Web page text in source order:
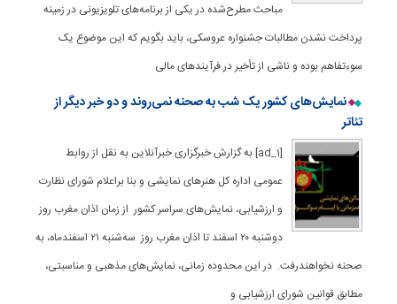
مباحث مطرح‌شده در یکی از برنامه‌های تلویزیونی در زمینه
پرداخت نشدن مطالبات جشنواره عروسکی، باید بگویم که این موضوع یک
سوءتفاهم بوده و ناشی از تأخیر در فرآیندهای مالی
نمایش‌های کشور یک شب به صحنه نمی‌روند و دو خبر دیگر از
تئاتر
[ad_1] به گزارش خبرگزاری خبرآنلاین به نقل از روابط
عمومی اداره کل هنرهای نمایشی و بنا براعلام شورای نظارت
و ارزشیابی، نمایش‌های سراسر کشور از زمان اذان مغرب روز
دوشنبه ۲۰ اسفند تا اذان مغرب روز سه‌شنبه ۲۱ اسفندماه، به
صحنه نخواهندرفت. در این محدوده زمانی، نمایش‌های مذهبی و مناسبتی،
مطابق قوانین شورای ارزشیابی و